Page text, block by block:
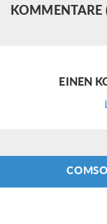
KOMMENTARE
EINEN